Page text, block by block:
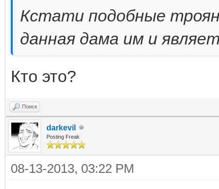
Кстати подобные
данная дама им и
Кто это?
Поиск
darkevil
Posting Freak
08-13-2013, 03:22 PM